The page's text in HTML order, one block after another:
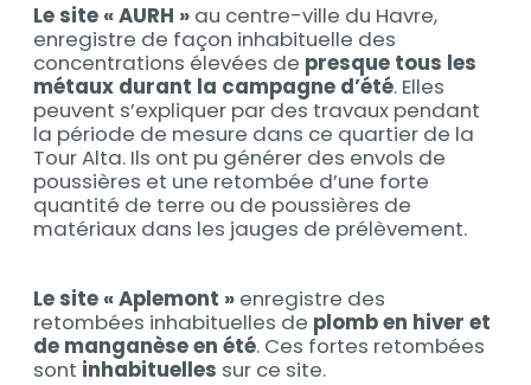
Le site « AURH »au centre-ville du Havre,
enregistre de façon inhabituelle des
concentrations élevées de presque tous les
métaux durant la campagne d’été. Elles
peuvent s’expliquer par des travaux pendant
la période de mesure dans ce quartier de la
Tour Alta. Ils ont pu générer des envols de
poussières et une retombée d’une forte
quantité de terre ou de poussières de
matériaux dans les jauges de prélèvement.
Le site « Aplemont »enregistre des
retombées inhabituelles de plomb en hiver et
de manganèse en été. Ces fortes retombées
sont inhabituelles sur ce site.